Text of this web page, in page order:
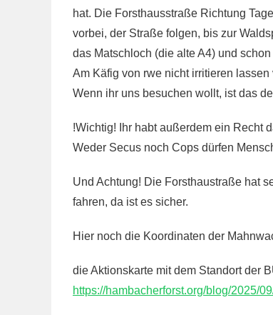
hat. Die Forsthausstraße Richtung
vorbei, der Straße folgen, bis zur
das Matschloch (die alte A4) und
Am Käfig von rwe nicht irritieren
Wenn ihr uns besuchen wollt, ist das
!Wichtig! Ihr habt außerdem ein Recht
Weder Secus noch Cops dürfen
Und Achtung! Die Forsthaustraße hat
fahren, da ist es sicher.
Hier noch die Koordinaten der
die Aktionskarte mit dem Standort der
https://hambacherforst.org/blog/2025/